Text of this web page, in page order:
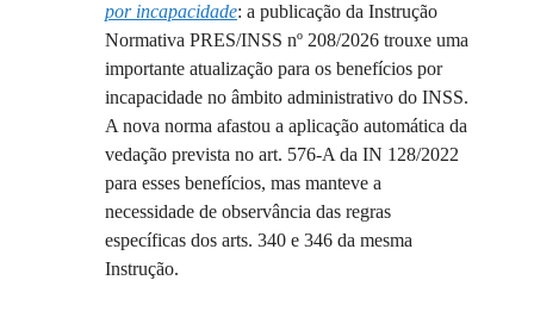
por incapacidade: a publicação da Instrução
Normativa PRES/INSS nº 208/2026 trouxe uma
importante atualização para os benefícios por
incapacidade no âmbito administrativo do INSS.
A nova norma afastou a aplicação automática da
vedação prevista no art. 576-A da IN 128/2022
para esses benefícios, mas manteve a
necessidade de observância das regras
específicas dos arts. 340 e 346 da mesma
Instrução.